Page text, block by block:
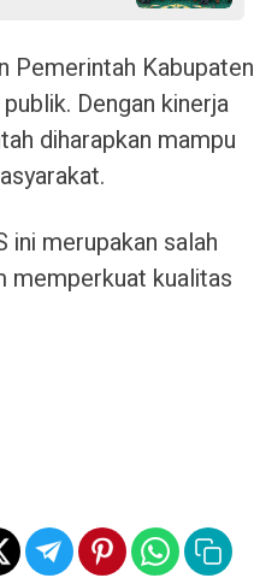
Pemerintah Kabupaten
Dengan kinerja
diharapkan mampu
ini merupakan salah
memperkuat kualitas